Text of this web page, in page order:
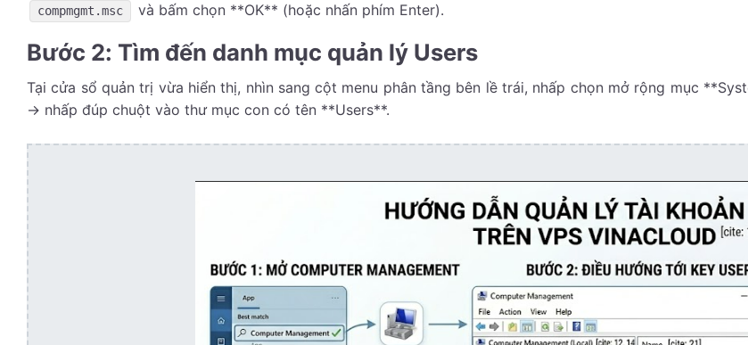
compmgmt.msc và bấm chọn **OK** (hoặc nhấn phím Enter).
Bước 2: Tìm đến danh mục quản lý Users
Tại cửa sổ quản trị vừa hiển thị, nhìn sang cột menu phân tầng bên lề trái, nhấp chọn mở rộng mục
-> nhấp đúp chuột vào thư mục con có tên **Users**.